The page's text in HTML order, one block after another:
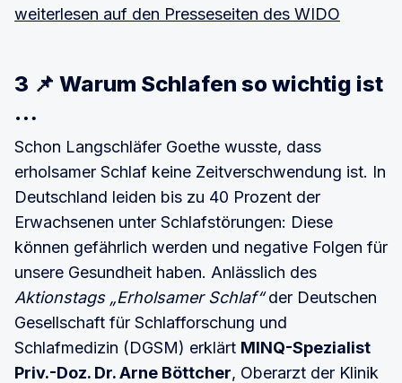
weiterlesen auf den Presseseiten des WIDO
3 📌 Warum Schlafen so wichtig ist
…
Schon Langschläfer Goethe wusste, dass
erholsamer Schlaf keine Zeitverschwendung ist. In
Deutschland leiden bis zu 40 Prozent der
Erwachsenen unter Schlafstörungen: Diese
können gefährlich werden und negative Folgen für
unsere Gesundheit haben. Anlässlich des
Aktionstags „Erholsamer Schlaf“der Deutschen
Gesellschaft für Schlafforschung und
Schlafmedizin (DGSM) erklärt MINQ-Spezialist
Priv.-Doz. Dr. Arne Böttcher, Oberarzt der Klinik